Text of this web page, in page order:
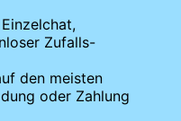
Zufalls-
den meisten
oder Zahlung